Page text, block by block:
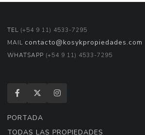
TEL (+54 9 11) 4533-7295
MAIL contacto@kosykpropiedades.com
WHATSAPP (+54 9 11) 4533-7295
PORTADA
TODAS LAS PROPIEDADES